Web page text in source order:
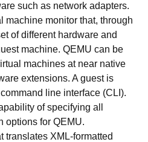
such as network adapters.
machine monitor that, through
of different hardware and
machine. QEMU can be
machines at near native
extensions. A guest is
line interface (CLI).
of specifying all
options for QEMU.
translates XML-formatted